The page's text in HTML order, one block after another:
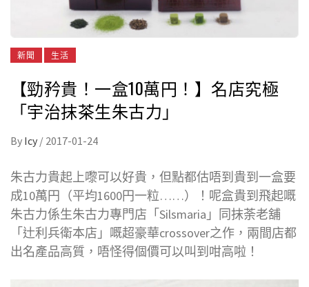
新聞 生活
【勁矜貴！一盒10萬円！】名店究極
「宇治抹茶生朱古力」
By Icy / 2017-01-24
朱古力貴起上嚟可以好貴，但點都估唔到貴到一盒要
成10萬円（平均1600円一粒……）！呢盒貴到飛起嘅
朱古力係生朱古力專門店「Silsmaria」同抹荼老舖
「辻利兵衛本店」嘅超豪華crossover之作，兩間店都
出名產品高質，唔怪得個價可以叫到咁高啦！